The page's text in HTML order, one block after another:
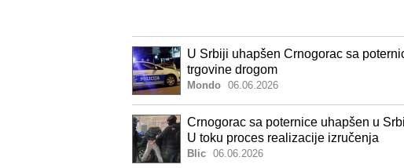
U Srbiji uhapšen Crnogorac sa
trgovine drogom
Mondo 06.06.2026
Crnogorac sa poternice uhapšen u
U toku proces realizacije izručenja
Blic 06.06.2026